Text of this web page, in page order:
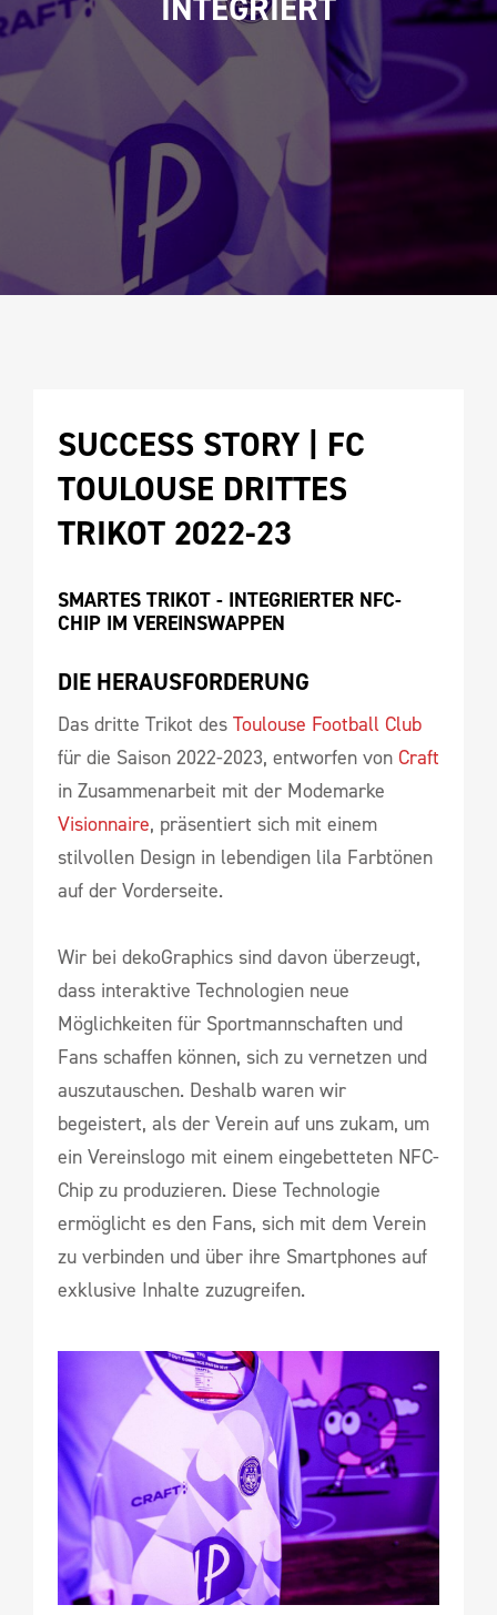
SUCCESS STORY | FC
TOULOUSE DRITTES
TRIKOT 2022-23
SMARTES TRIKOT - INTEGRIERTER NFC-
CHIP IM VEREINSWAPPEN
DIE HERAUSFORDERUNG
Das dritte Trikot des Toulouse Football Club
für die Saison 2022-2023, entworfen von Craft
in Zusammenarbeit mit der Modemarke
Visionnaire, präsentiert sich mit einem
stilvollen Design in lebendigen lila Farbtönen
auf der Vorderseite.
Wir bei dekoGraphics sind davon überzeugt,
dass interaktive Technologien neue
Möglichkeiten für Sportmannschaften und
Fans schaffen können, sich zu vernetzen und
auszutauschen. Deshalb waren wir
begeistert, als der Verein auf uns zukam, um
ein Vereinslogo mit einem eingebetteten NFC-
Chip zu produzieren. Diese Technologie
ermöglicht es den Fans, sich mit dem Verein
zu verbinden und über ihre Smartphones auf
exklusive Inhalte zuzugreifen.